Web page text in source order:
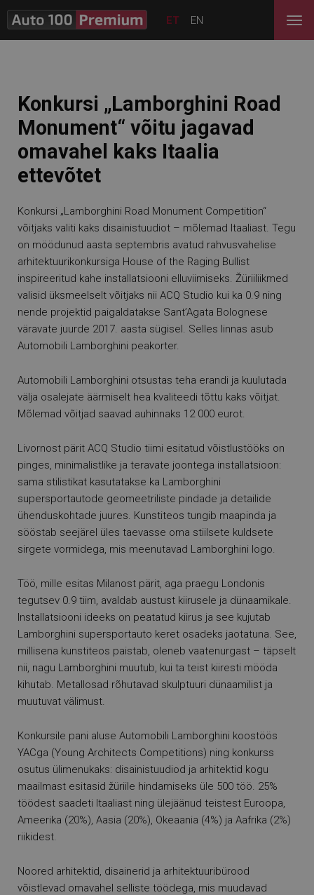
ET EN
Konkursi „Lamborghini Road
Monument“ võitu jagavad
omavahel kaks Itaalia
ettevõtet
Konkursi „Lamborghini Road Monument Competition“
võitjaks valiti kaks disainistuudiot – mõlemad Itaaliast. Tegu
on möödunud aasta septembris avatud rahvusvahelise
arhitektuurikonkursiga House of the Raging Bullist
inspireeritud kahe installatsiooni elluviimiseks. Žüriiliikmed
valisid üksmeelselt võitjaks nii ACQ Studio kui ka 0.9 ning
nende projektid paigaldatakse Sant’Agata Bolognese
väravate juurde 2017. aasta sügisel. Selles linnas asub
Automobili Lamborghini peakorter.
Automobili Lamborghini otsustas teha erandi ja kuulutada
välja osalejate äärmiselt hea kvaliteedi tõttu kaks võitjat.
Mõlemad võitjad saavad auhinnaks 12 000 eurot.
Livornost pärit ACQ Studio tiimi esitatud võistlustööks on
pinges, minimalistlike ja teravate joontega installatsioon:
sama stilistikat kasutatakse ka Lamborghini
supersportautode geomeetriliste pindade ja detailide
ühenduskohtade juures. Kunstiteos tungib maapinda ja
sööstab seejärel üles taevasse oma stiilsete kuldsete
sirgete vormidega, mis meenutavad Lamborghini logo.
Töö, mille esitas Milanost pärit, aga praegu Londonis
tegutsev 0.9 tiim, avaldab austust kiirusele ja dünaamikale.
Installatsiooni ideeks on peatatud kiirus ja see kujutab
Lamborghini supersportauto keret osadeks jaotatuna. See,
millisena kunstiteos paistab, oleneb vaatenurgast – täpselt
nii, nagu Lamborghini muutub, kui ta teist kiiresti mööda
kihutab. Metallosad rõhutavad skulptuuri dünaamilist ja
muutuvat välimust.
Konkursile pani aluse Automobili Lamborghini koostöös
YACga (Young Architects Competitions) ning konkurss
osutus ülimenukaks: disainistuudiod ja arhitektid kogu
maailmast esitasid žüriile hindamiseks üle 500 töö. 25%
töödest saadeti Itaaliast ning ülejäänud teistest Euroopa,
Ameerika (20%), Aasia (20%), Okeaania (4%) ja Aafrika (2%)
riikidest.
Noored arhitektid, disainerid ja arhitektuuribürood
võistlevad omavahel selliste töödega, mis muudavad